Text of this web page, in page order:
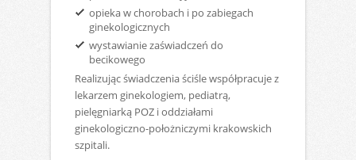
opieka w chorobach i po zabiegach
ginekologicznych
wystawianie zaświadczeń do
becikowego
Realizując świadczenia ściśle współpracuje z
lekarzem ginekologiem, pediatrą,
pielęgniarką POZ i oddziałami
ginekologiczno-położniczymi krakowskich
szpitali.